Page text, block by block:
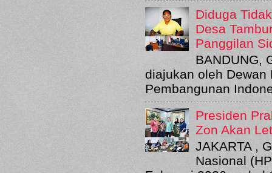
Diduga
Desa
Panggilan
BANDUNG,
diajukan oleh Dewan
Pembangunan
Presiden
Zon Akan
JAKARTA ,
Nasional